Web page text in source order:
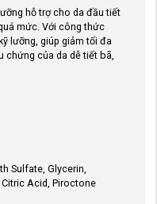
hỗ trợ cho da đầu tiết
mức. Với công thức
lưỡng, giúp giảm tối đa
chứng của da dễ tiết bã,
Sulfate, Glycerin,
Acid, Piroctone